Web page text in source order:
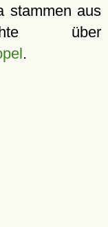
stammen aus
über
.